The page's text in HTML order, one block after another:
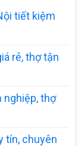
tiết kiệm
rẻ, thợ tận
nghiệp, thợ
tín, chuyên